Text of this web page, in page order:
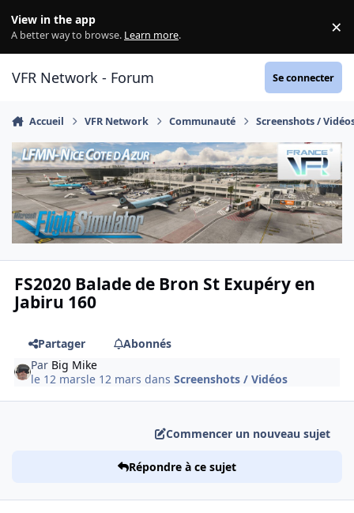
View in the app
A better way to browse. Learn more. ×
VFR Network - Forum Se connecter
Accueil VFR Network Communauté Screenshots /
FS2020 Balade de Bron St Exupéry en
Jabiru 160
Partager
Abonnés
Par Big Mike
le 12 marsle 12 mars dansScreenshots / Vidéos
Commencer un nouveau sujet
Répondre à ce sujet